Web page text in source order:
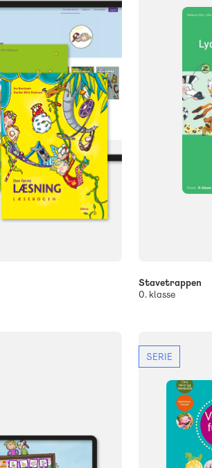
Stavetrappen
0. klasse
SERIE